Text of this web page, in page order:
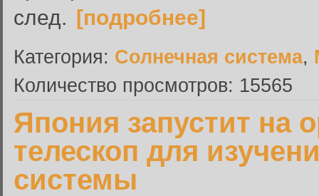
след. [подробнее]
Категория: Солнечная система,
Количество просмотров: 15565
Япония запустит на
телескоп для
системы